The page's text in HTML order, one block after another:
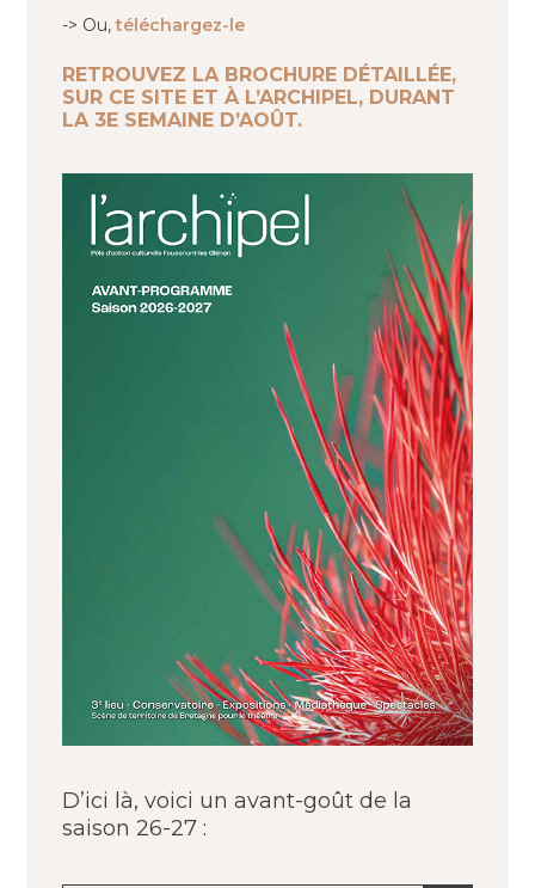
-> Ou,téléchargez-le
RETROUVEZ LA BROCHURE DÉTAILLÉE,
SUR CE SITE ET À L’ARCHIPEL, DURANT
LA 3E SEMAINE D’AOÛT.
D’ici là, voici un avant-goût de la
saison 26-27 :